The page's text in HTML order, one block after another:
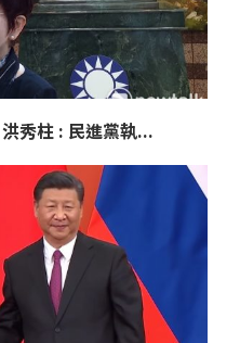
洪秀柱 : 民進黨執...